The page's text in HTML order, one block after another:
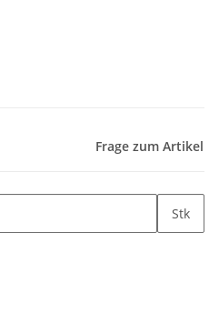
Frage zum Artikel
Stk